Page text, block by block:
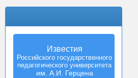
Известия
Российского государственного
педагогического университета
им. А.И. Герцена
Izvestia:
Herzen University
Journal of
Humanities & Sciences